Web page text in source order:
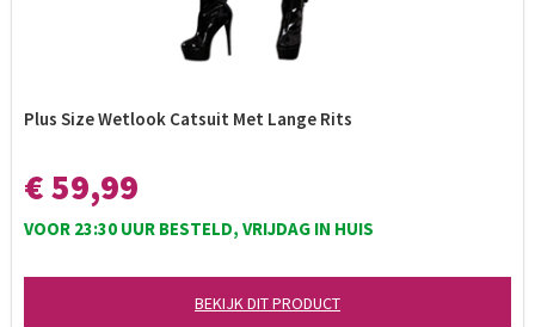
Plus Size Wetlook Catsuit Met Lange Rits
€ 59,99
VOOR 23:30 UUR BESTELD, VRIJDAG IN HUIS
BEKIJK DIT PRODUCT